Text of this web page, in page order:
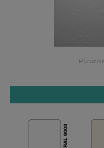
Pizarra